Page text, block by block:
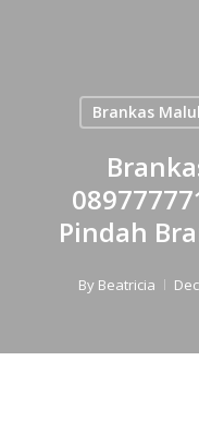
Brankas
Pindah
By Beatricia